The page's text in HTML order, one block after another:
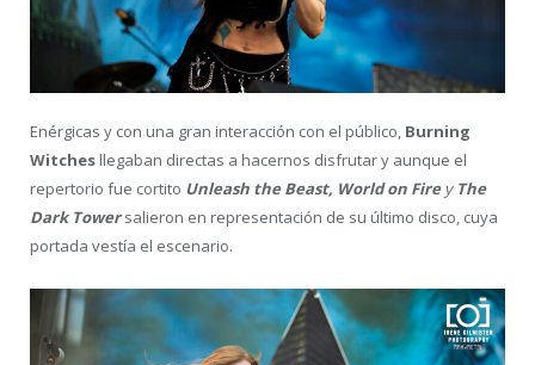
Enérgicas y con una gran interacción con el público, Burning
Witches llegaban directas a hacernos disfrutar y aunque el
repertorio fue cortito Unleash the Beast, World on FireyThe
Dark Towersalieron en representación de su último disco, cuya
portada vestía el escenario.